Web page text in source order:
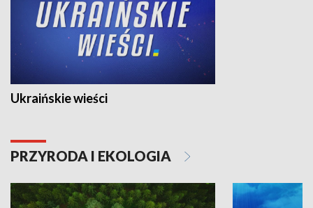
Ukraińskie wieści
PRZYRODA I EKOLOGIA